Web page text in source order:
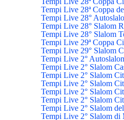
Tempi Live 28ª Coppa
Tempi Live 28°
Tempi Live 28° Slalom
Tempi Live 28° Slalom
Tempi Live 29ª Coppa
Tempi Live 29° Slalom
Tempi Live 2°
Tempi Live 2° Slalom
Tempi Live 2° Slalom
Tempi Live 2° Slalom
Tempi Live 2° Slalom
Tempi Live 2° Slalom
Tempi Live 2° Slalom
Tempi Live 2° Slalom di